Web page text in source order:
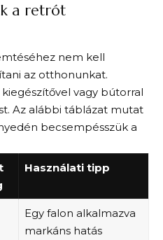
a retrót
nem kell
az otthonunkat.
vagy bútorral
Az alábbi táblázat mutat
becsempésszük a
Használati tipp
Egy falon alkalmazva
markáns hatás